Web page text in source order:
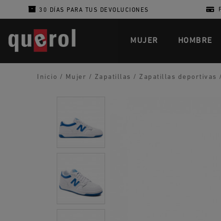
30 DÍAS PARA TUS DEVOLUCIONES
MUJER HOMBRE
Inicio / Mujer / Zapatillas / Zapatillas deportivas